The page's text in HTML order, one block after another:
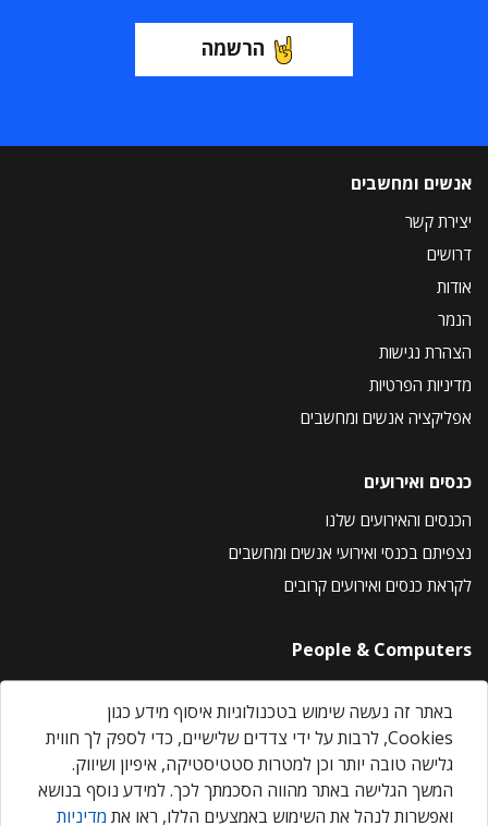
הרשמה
אנשים ומחשבים
יצירת קשר
דרושים
אודות
הנמר
הצהרת נגישות
מדיניות הפרטיות
אפליקציה אנשים ומחשבים
כנסים ואירועים
הכנסים והאירועים שלנו
נצפיתם בכנסי ואירועי אנשים ומחשבים
לקראת כנסים ואירועים קרובים
People & Computers
About Us
Privacy Policy
Contact Us
Our Events
באתר זה נעשה שימוש בטכנולוגיות איסוף מידע כגון
Cookies, לרבות על ידי צדדים שלישיים, כדי לספק לך חווית
גלישה טובה יותר וכן למטרות סטטיסטיקה, איפיון ושיווק.
המשך הגלישה באתר מהווה הסכמתך לכך. למידע נוסף בנושא
ואפשרות לנהל את השימוש באמצעים הללו, ראו את מדיניות